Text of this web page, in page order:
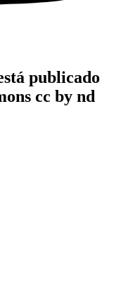
publicado
cc by nd